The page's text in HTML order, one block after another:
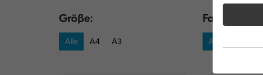
Größe:
Alle A4 A3
Farbe:
Alle